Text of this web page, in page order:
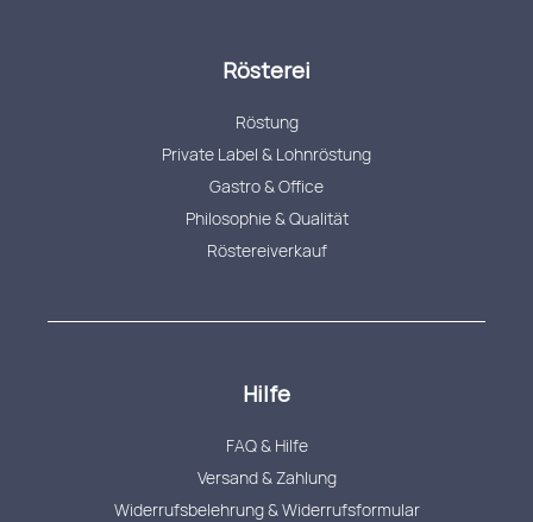
Rösterei
Röstung
Private Label & Lohnröstung
Gastro & Office
Philosophie & Qualität
Röstereiverkauf
Hilfe
FAQ & Hilfe
Versand & Zahlung
Widerrufsbelehrung & Widerrufsformular